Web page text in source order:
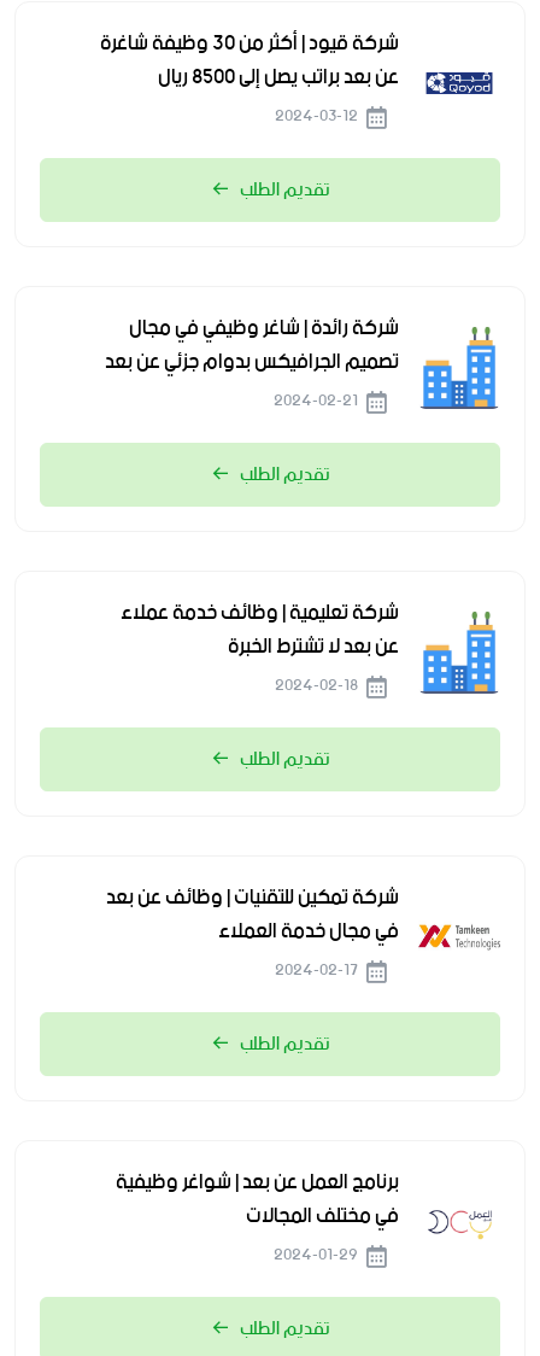
شركة قيود | أكثر من 30 وظيفة شاغرة
عن بعد براتب يصل إلى 8500 ريال
تقديم الطلب
شركة رائدة | شاغر وظيفي في مجال
تصميم الجرافيكس بدوام جزئي عن بعد
تقديم الطلب
شركة تعليمية | وظائف خدمة عملاء
عن بعد لا تشترط الخبرة
تقديم الطلب
شركة ⁧‫تمكين للتقنيات | وظائف عن بعد
في مجال خدمة العملاء
تقديم الطلب
برنامج العمل عن بعد | شواغر وظيفية
في مختلف المجالات
تقديم الطلب